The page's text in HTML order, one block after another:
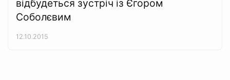
відбудеться зустріч із Єгором
Соболєвим
12.10.2015